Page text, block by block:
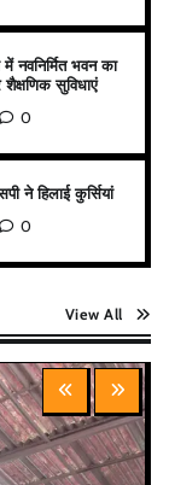
नवनिर्मित भवन का
शैक्षणिक सुविधाएं
0
ने हिलाई कुर्सियां
0
View All